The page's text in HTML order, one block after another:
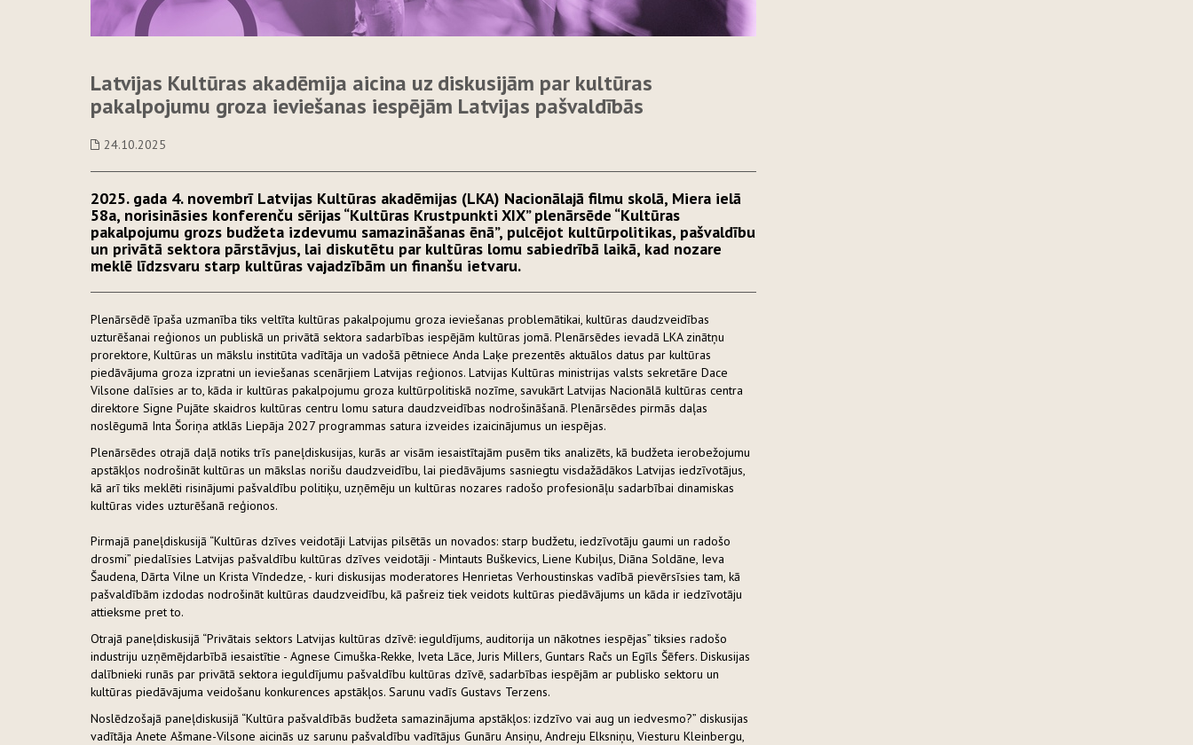
Latvijas Kultūras akadēmija aicina uz diskusijām par kultūras
pakalpojumu groza ieviešanas iespējām Latvijas pašvaldībās
24.10.2025
2025. gada 4. novembrī Latvijas Kultūras akadēmijas (LKA) Nacionālajā filmu skolā, Miera ielā
58a, norisināsies konferenču sērijas “Kultūras Krustpunkti XIX” plenārsēde “Kultūras
pakalpojumu grozs budžeta izdevumu samazināšanas ēnā”, pulcējot kultūrpolitikas, pašvaldību
un privātā sektora pārstāvjus, lai diskutētu par kultūras lomu sabiedrībā laikā, kad nozare
meklē līdzsvaru starp kultūras vajadzībām un finanšu ietvaru.
Plenārsēdē īpaša uzmanība tiks veltīta kultūras pakalpojumu groza ieviešanas problemātikai, kultūras daudzveidības
uzturēšanai reģionos un publiskā un privātā sektora sadarbības iespējām kultūras jomā. Plenārsēdes ievadā LKA zinātņu
prorektore, Kultūras un mākslu institūta vadītāja un vadošā pētniece Anda Laķe prezentēs aktuālos datus par kultūras
piedāvājuma groza izpratni un ieviešanas scenārjiem Latvijas reģionos. Latvijas Kultūras ministrijas valsts sekretāre Dace
Vilsone dalīsies ar to, kāda ir kultūras pakalpojumu groza kultūrpolitiskā nozīme, savukārt Latvijas Nacionālā kultūras centra
direktore Signe Pujāte skaidros kultūras centru lomu satura daudzveidības nodrošināšanā. Plenārsēdes pirmās daļas
noslēgumā Inta Šoriņa atklās Liepāja 2027 programmas satura izveides izaicinājumus un iespējas.
Plenārsēdes otrajā daļā notiks trīs paneļdiskusijas, kurās ar visām iesaistītajām pusēm tiks analizēts, kā budžeta ierobežojumu
apstākļos nodrošināt kultūras un mākslas norišu daudzveidību, lai piedāvājums sasniegtu visdažādākos Latvijas iedzīvotājus,
kā arī tiks meklēti risinājumi pašvaldību politiķu, uzņēmēju un kultūras nozares radošo profesionāļu sadarbībai dinamiskas
kultūras vides uzturēšanā reģionos.
Pirmajā paneļdiskusijā “Kultūras dzīves veidotāji Latvijas pilsētās un novados: starp budžetu, iedzīvotāju gaumi un radošo
drosmi” piedalīsies Latvijas pašvaldību kultūras dzīves veidotāji - Mintauts Buškevics, Liene Kubiļus, Diāna Soldāne, Ieva
Šaudena, Dārta Vilne un Krista Vīndedze, - kuri diskusijas moderatores Henrietas Verhoustinskas vadībā pievērsīsies tam, kā
pašvaldībām izdodas nodrošināt kultūras daudzveidību, kā pašreiz tiek veidots kultūras piedāvājums un kāda ir iedzīvotāju
attieksme pret to.
Otrajā paneļdiskusijā “Privātais sektors Latvijas kultūras dzīvē: ieguldījums, auditorija un nākotnes iespējas” tiksies radošo
industriju uzņēmējdarbībā iesaistītie - Agnese Cimuška-Rekke, Iveta Lāce, Juris Millers, Guntars Račs un Egīls Šēfers. Diskusijas
dalībnieki runās par privātā sektora ieguldījumu pašvaldību kultūras dzīvē, sadarbības iespējām ar publisko sektoru un
kultūras piedāvājuma veidošanu konkurences apstākļos. Sarunu vadīs Gustavs Terzens.
Noslēdzošajā paneļdiskusijā “Kultūra pašvaldībās budžeta samazinājuma apstākļos: izdzīvo vai aug un iedvesmo?” diskusijas
vadītāja Anete Ašmane-Vilsone aicinās uz sarunu pašvaldību vadītājus Gunāru Ansiņu, Andreju Elksniņu, Viesturu Kleinbergu,